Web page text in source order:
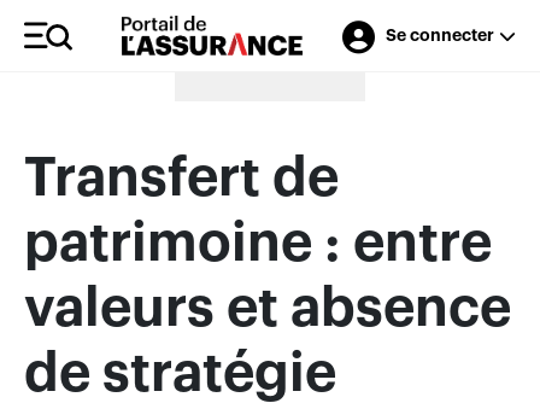
Se connecter
Merci à nos annonceurs
Transfert de
patrimoine : entre
valeurs et absence
de stratégie